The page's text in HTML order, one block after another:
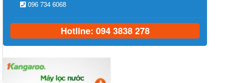
096 734 6068
Hotline: 094 3838 278